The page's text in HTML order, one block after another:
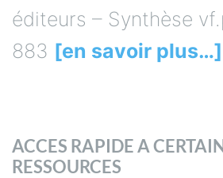
éditeurs – Synthèse
883 [en savoir plus…]
ACCES RAPIDE A
RESSOURCES